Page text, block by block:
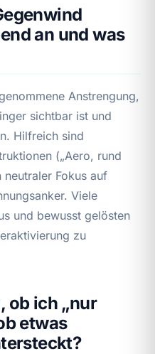
an und was
Anstrengung,
sichtbar ist und
Hilfreich sind
(„Aero, rund
neutraler Fokus auf
Viele
und bewusst gelösten
zu
ob ich „nur
etwas